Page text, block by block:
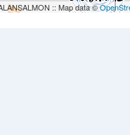
:: Map data ©